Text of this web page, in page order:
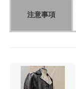
注意事項